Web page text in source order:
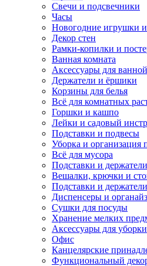
Свечи и подсвечники
Часы
Новогодние игрушки
Декор стен
Рамки-копилки и
Ванная комната
Аксессуары для ванной
Держатели и ёршики
Корзины для белья
Всё для комнатных
Горшки и кашпо
Лейки и садовый
Подставки и подвесы
Уборка и организация
Всё для мусора
Подставки и
Вешалки, крючки и
Подставки и
Диспенсеры и
Сушки для посуды
Хранение мелких
Аксессуары для уборки
Офис
Канцелярские
Функциональный